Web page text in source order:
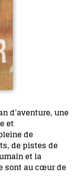
d’aventure, une
et
de
de pistes de
et la
sont au cœur de